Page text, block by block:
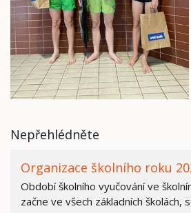
Nepřehlédněte
Organizace školního roku
Období školního vyučování ve
začne ve všech základních školách,